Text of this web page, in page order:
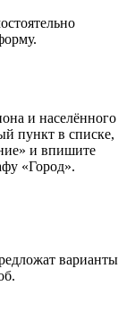
и населённого
пункт в списке,
и впишите
«Город».
варианты